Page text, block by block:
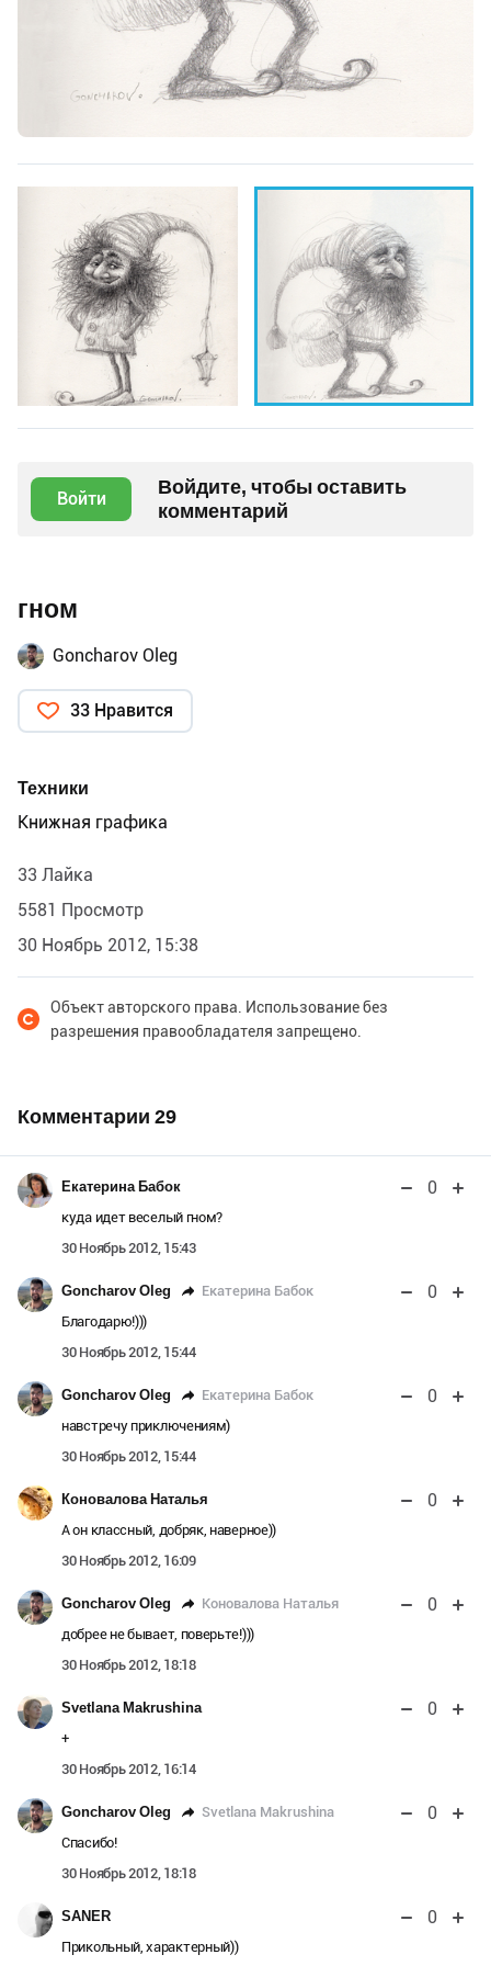
Войти
Войдите, чтобы оставить
комментарий
гном
Goncharov Oleg
33 Нравится
Техники
Книжная графика
33 Лайка
5581 Просмотр
30 Ноябрь 2012, 15:38
Объект авторского права. Использование без
разрешения правообладателя запрещено.
Комментарии 29
Екатерина Бабок 0
куда идет веселый гном?
30 Ноябрь 2012, 15:43
Goncharov Oleg Екатерина Бабок 0
Благодарю!)))
30 Ноябрь 2012, 15:44
Goncharov Oleg Екатерина Бабок 0
навстречу приключениям)
30 Ноябрь 2012, 15:44
Коновалова Наталья 0
А он классный, добряк, наверное))
30 Ноябрь 2012, 16:09
Goncharov Oleg Коновалова Наталья 0
добрее не бывает, поверьте!)))
30 Ноябрь 2012, 18:18
Svetlana Makrushina 0
+
30 Ноябрь 2012, 16:14
Goncharov Oleg Svetlana Makrushina 0
Спасибо!
30 Ноябрь 2012, 18:18
SANER 0
Прикольный, характерный))